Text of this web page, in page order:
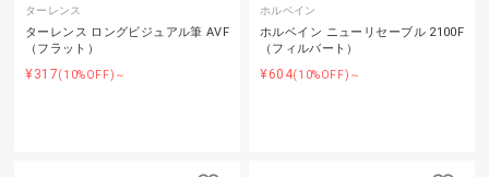
ターレンス
ターレンス ロングビジュアル筆 AVF
（フラット）
¥317(10%OFF)～
ホルベイン
ホルベイン ニューリセーブル 2100F
（フィルバート）
¥604(10%OFF)～